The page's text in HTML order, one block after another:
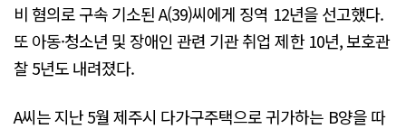
비 혐의로 구속 기소된 A(39)씨에게 징역 12년을 선고했다.
또 아동·청소년 및 장애인 관련 기관 취업 제한 10년, 보호관
찰 5년도 내려졌다.
A씨는 지난 5월 제주시 다가구주택으로 귀가하는 B양을 따